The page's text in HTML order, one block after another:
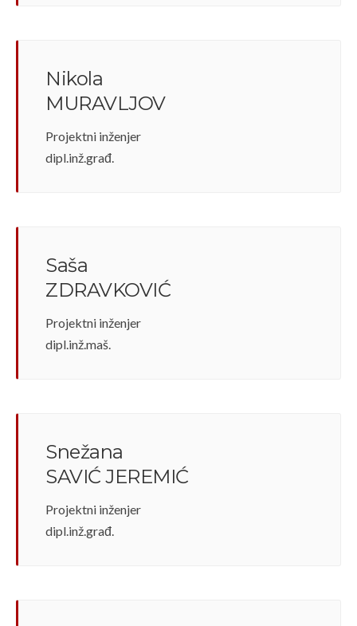
Nikola
MURAVLJOV
Projektni inženjer
dipl.inž.građ.
Saša
ZDRAVKOVIĆ
Projektni inženjer
dipl.inž.maš.
Snežana
SAVIĆ JEREMIĆ
Projektni inženjer
dipl.inž.građ.